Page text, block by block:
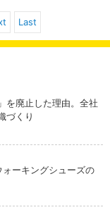
Last
を廃止した理由。全社
づくり
ォーキングシューズの